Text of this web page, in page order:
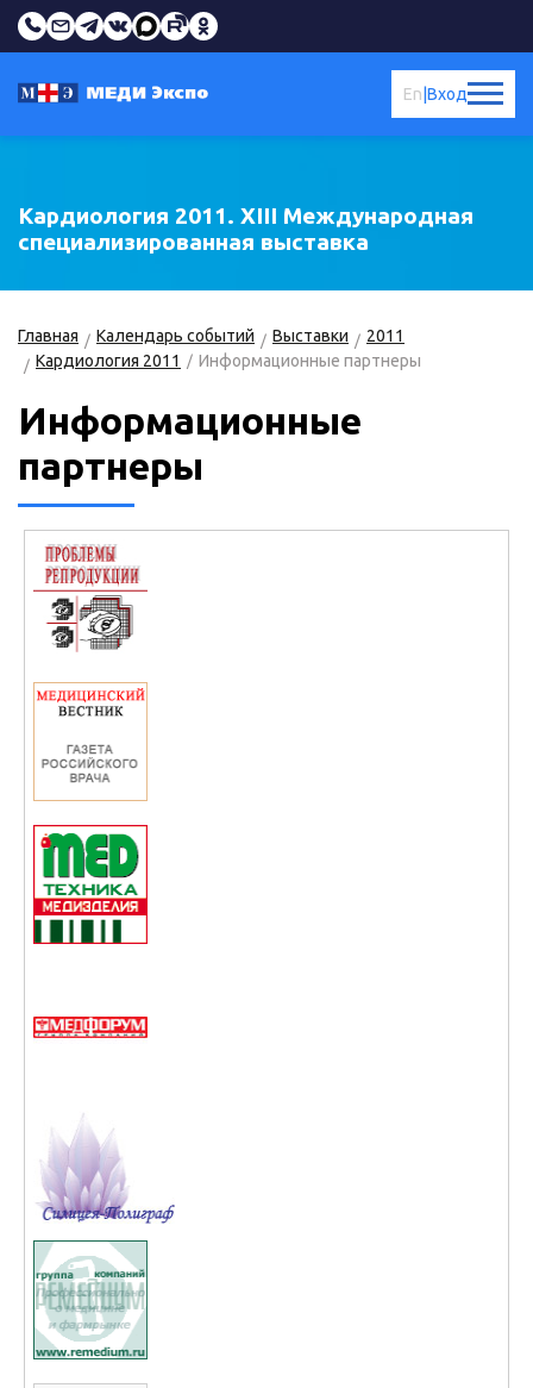
Вход
En
Кардиология 2011. XIII Международная
специализированная выставка
Главная Календарь событий Выставки
2011
Кардиология 2011
Информационные партнеры
Информационные
партнеры